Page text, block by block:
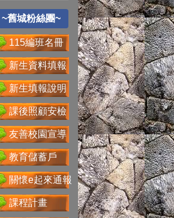
~舊城粉絲團~
115編班名冊
新生資料填報
新生填報說明
課後照顧安檢
友善校園宣導
教育儲蓄戶
關懷e起來通報
課程計畫
Office365
送子鳥資訊服務
Google For
Education